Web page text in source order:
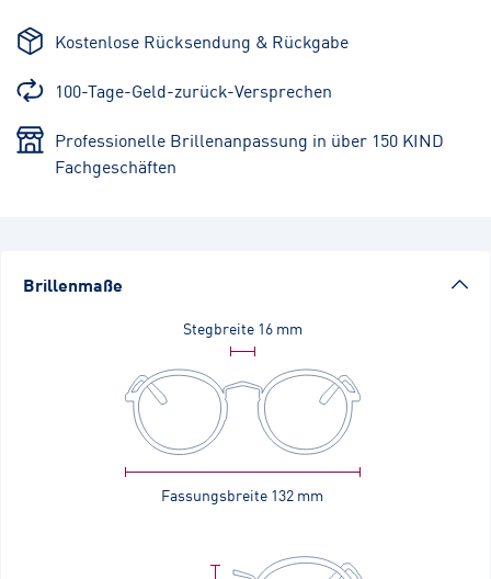
Kostenlose Rücksendung & Rückgabe
100-Tage-Geld-zurück-Versprechen
Professionelle Brillenanpassung in über 150 KIND
Fachgeschäften
Brillenmaße
Stegbreite 16 mm
Fassungsbreite 132 mm